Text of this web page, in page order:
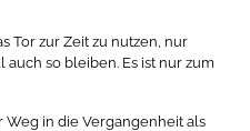
Tor zur Zeit zu nutzen, nur
so bleiben. Es ist nur zum
Weg in die Vergangenheit als